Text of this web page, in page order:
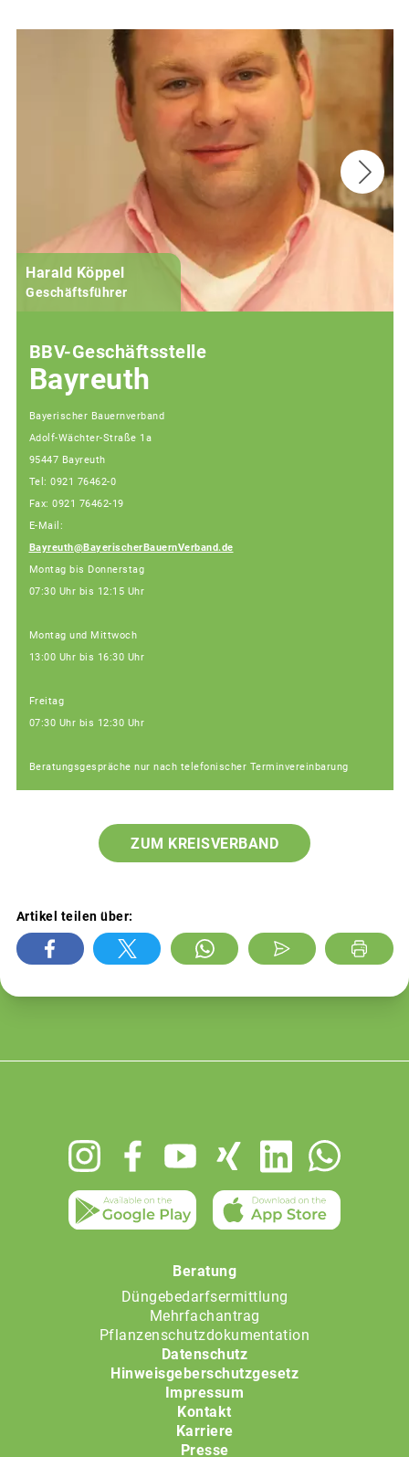
Harald Köppel
Geschäftsführer
BBV-Geschäftsstelle
Bayreuth
Bayerischer Bauernverband
Adolf-Wächter-Straße 1a
95447 Bayreuth
Tel: 0921 76462-0
Fax: 0921 76462-19
E-Mail:
Bayreuth@BayerischerBauernVerband.de
Montag bis Donnerstag
07:30 Uhr bis 12:15 Uhr
Montag und Mittwoch
13:00 Uhr bis 16:30 Uhr
Freitag
07:30 Uhr bis 12:30 Uhr
Beratungsgespräche nur nach telefonischer Terminvereinbarung
ZUM KREISVERBAND
Artikel teilen über:
Beratung
Düngebedarfsermittlung
Mehrfachantrag
Pflanzenschutzdokumentation
Datenschutz
Hinweisgeberschutzgesetz
Impressum
Kontakt
Karriere
Presse